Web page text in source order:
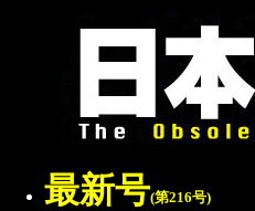
最新号(第216号)